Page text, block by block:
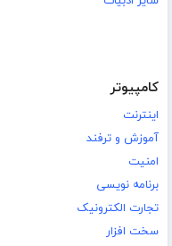
کامپیوتر
اینترنت
آموزش و ترفند
امنیت
برنامه نویسی
تجارت الکترونیک
سخت افزار